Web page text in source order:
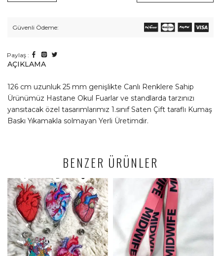
Güvenli Ödeme:
Paylaş :
AÇIKLAMA
126 cm uzunluk 25 mm genişlikte Canlı Renklere Sahip
Ürünümüz Hastane Okul Fuarlar ve standlarda tarzınızı
yansıtacak özel tasarımlarımız 1.sınıf Saten Çift taraflı Kumaş
Baskı Yıkamakla solmayan Yerli Üretimdir.
BENZER ÜRÜNLER